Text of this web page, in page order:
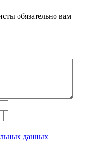
обязательно вам
данных